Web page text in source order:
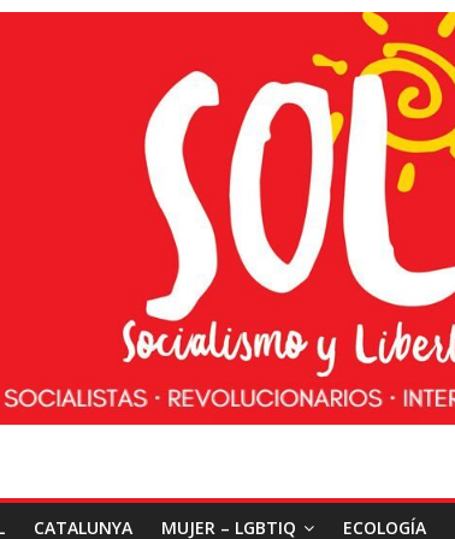
CATALUNYA MUJER – LGBTIQ ECOLOGÍA